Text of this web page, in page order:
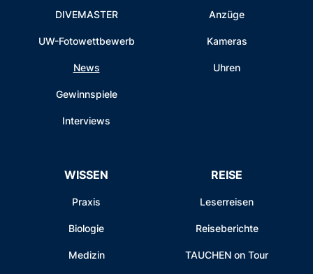
DIVEMASTER
UW-Fotowettbewerb
News
Gewinnspiele
Interviews
Anzüge
Kameras
Uhren
WISSEN
Praxis
Biologie
Medizin
REISE
Leserreisen
Reiseberichte
TAUCHEN on Tour